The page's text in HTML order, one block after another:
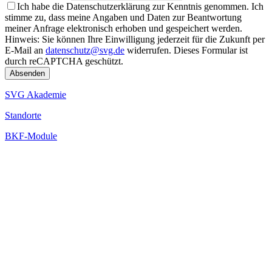
Ich habe die Datenschutzerklärung zur Kenntnis genommen. Ich
stimme zu, dass meine Angaben und Daten zur Beantwortung
meiner Anfrage elektronisch erhoben und gespeichert werden.
Hinweis: Sie können Ihre Einwilligung jederzeit für die Zukunft per
E-Mail an datenschutz@svg.de widerrufen. Dieses Formular ist
durch reCAPTCHA geschützt.
SVG Akademie
Standorte
BKF-Module